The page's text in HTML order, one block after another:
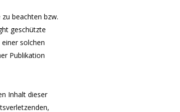
beachten bzw.
geschützte
einer solchen
Publikation
Inhalt dieser